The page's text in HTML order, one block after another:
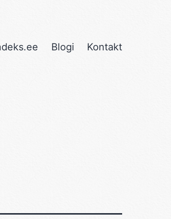
Blogi Kontakt